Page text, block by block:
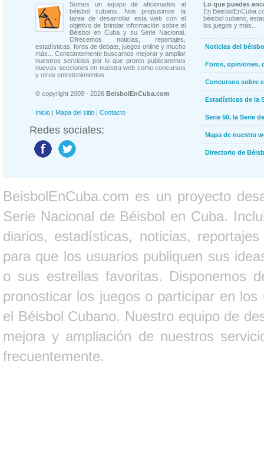
Somos un equipo de aficionados al
béisbol cubano. Nos propusimos la
tarea de desarrollar esta web con el
objetivo de brindar información sobre el
Béisbol en Cuba y su Serie Nacional.
Ofrecemos noticias, reportajes,
estadísticas, foros de debate, juegos online y mucho
más... Constantemente buscamos mejorar y ampliar
nuestros servicios por lo que pronto publicaremos
nuevas secciones en nuestra web como concursos
y otros entretenimientos.
© copyright 2009 - 2026 BeisbolEnCuba.com
Inicio | Mapa del sitio | Contacto
Redes sociales:
Lo que puedes
En
béisbol cubano,
los juegos y más...
Noticias del
Foros, opiniones,
Concursos sobre
Estadísticas de la
Serie 50, la Serie
Mapa de nuestra
Directorio de
BeisbolEnCuba.com es un proyecto
Serie Nacional de Béisbol en Cuba.
diarios, estadísticas, noticias,
para que los usuarios publiquen sus
o sus estrellas favoritas. Disponemos
pronosticar los juegos o participar en
el Béisbol Cubano. Nuestro equipo de
mejora y ampliación de nuestros
frecuentemente.